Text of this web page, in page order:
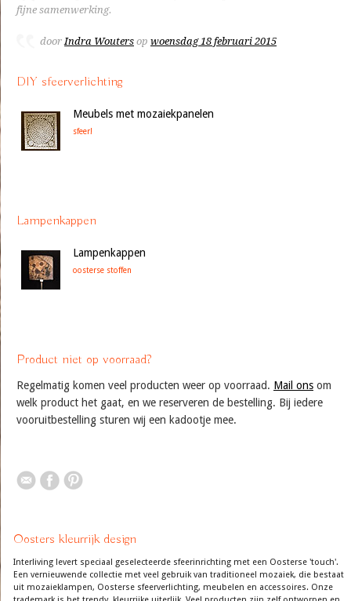
fijne samenwerking.
doorIndra Wouters op woensdag 18 februari 2015
DIY sfeerverlichting
Meubels met mozaiekpanelen
sfeer!
Lampenkappen
Lampenkappen
oosterse stoffen
Product niet op voorraad?
Regelmatig komen veel producten weer op voorraad. Mail ons om
welk product het gaat, en we reserveren de bestelling. Bij iedere
vooruitbestelling sturen wij een kadootje mee.
Oosters kleurrijk design
Interliving levert speciaal geselecteerde sfeerinrichting met een Oosterse 'touch'.
Een vernieuwende collectie met veel gebruik van traditioneel mozaiek, die bestaat
uit mozaieklampen, Oosterse sfeerverlichting, meubelen en accessoires. Onze